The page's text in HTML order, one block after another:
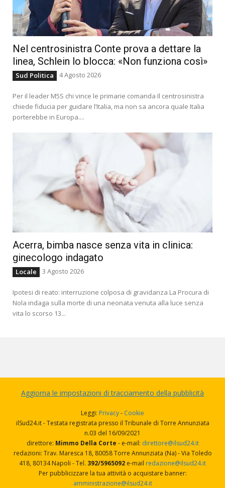
Nel centrosinistra Conte prova a dettare la
linea, Schlein lo blocca: «Non funziona così»
Sud Politica 4 Agosto 2026
Per il leader M5S chi vince le primarie comanda Il centrosinistra
chiede fiducia per guidare l’Italia, ma non sa ancora quale Italia
porterebbe in Europa....
Acerra, bimba nasce senza vita in clinica:
ginecologo indagato
Locale 3 Agosto 2026
Ipotesi di reato: interruzione colposa di gravidanza La Procura di
Nola indaga sulla morte di una neonata venuta alla luce senza
vita lo scorso 13...
Aggiorna le impostazioni di tracciamento della pubblicità
Leggi: Privacy- Cookie
ilSud24.it - Testata registrata presso il Tribunale di Torre Annunziata
n.03 del 16/09/2021
direttore: Mimmo Della Corte - e-mail: direttore@ilsud24.it
redazioni: Trav. Maresca 18, 80058 Torre Annunziata (Na) - Via Toledo
418, 80134 Napoli - Tel. 392/5965092 e-mail redazione@ilsud24.it
Per pubblicizzare la tua attività o acquistare banner:
amministrazione@ilsud24.it